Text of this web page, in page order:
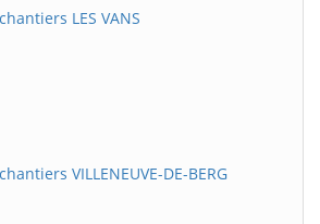
LES VANS
VILLENEUVE-DE-BERG